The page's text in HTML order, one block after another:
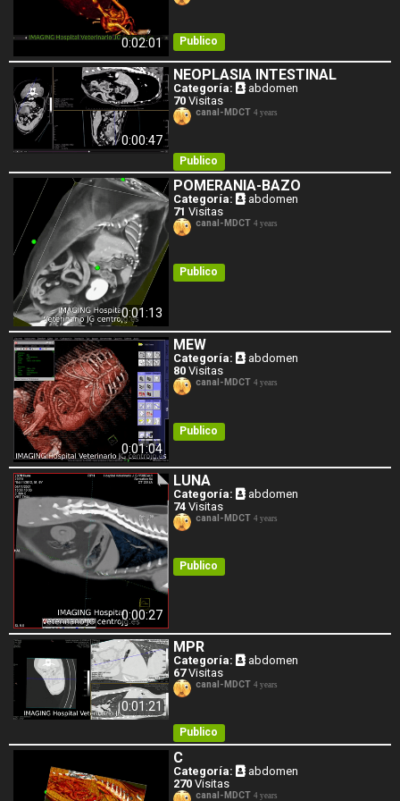
0:02:01 Publico
0:00:47
NEOPLASIA INTESTINAL
Categoría:
abdomen
70 Visitas
canal-MDCT 4 years
Publico
0:01:13
POMERANIA-BAZO
Categoría:
abdomen
71 Visitas
canal-MDCT 4 years
Publico
0:01:04
MEW
Categoría:
abdomen
80 Visitas
canal-MDCT 4 years
Publico
0:00:27
LUNA
Categoría:
abdomen
74 Visitas
canal-MDCT 4 years
Publico
0:01:21
MPR
Categoría:
abdomen
67Visitas
canal-MDCT 4 years
Publico
C
Categoría:
abdomen
270 Visitas
canal-MDCT 4 years